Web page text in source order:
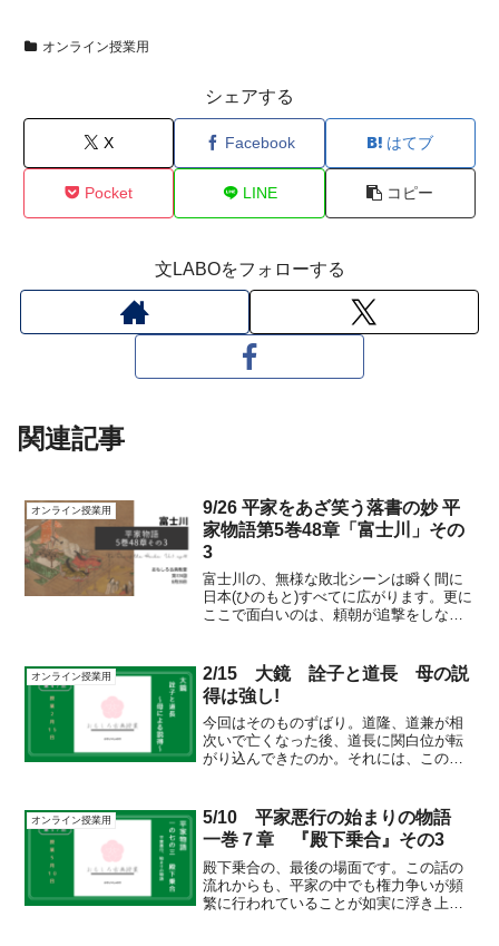
オンライン授業用
シェアする
X Facebook はてブ
Pocket LINE コピー
文LABOをフォローする
関連記事
オンライン授業用
9/26 平家をあざ笑う落書の妙 平
家物語第5巻48章「富士川」その
3
富士川の、無様な敗北シーンは瞬く間に
日本(ひのもと)すべてに広がります。更に
ここで面白いのは、頼朝が追撃をしなか
め、坂東の武者達を完璧に統率している
わけではない、という...
オンライン授業用
2/15 大鏡 詮子と道長 母の説
得は強し!
今回はそのものずばり。道隆、道兼が相
次いで亡くなった後、道長に関白位が転
がり込んできたのか。それには、この詮
さんに関白位が続いたのに、ここで道長
に渡さずに、伊周に関白位が...
オンライン授業用
5/10 平家悪行の始まりの物語
一巻７章 『殿下乗合』その3
殿下乗合の、最後の場面です。この話の
流れからも、平家の中でも権力争いが頻
繁に行われていることが如実に浮き上が